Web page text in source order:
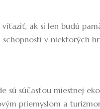
ak si len budú
schopnosti v niektorých
sú súčasťou miestnej
priemyslom a